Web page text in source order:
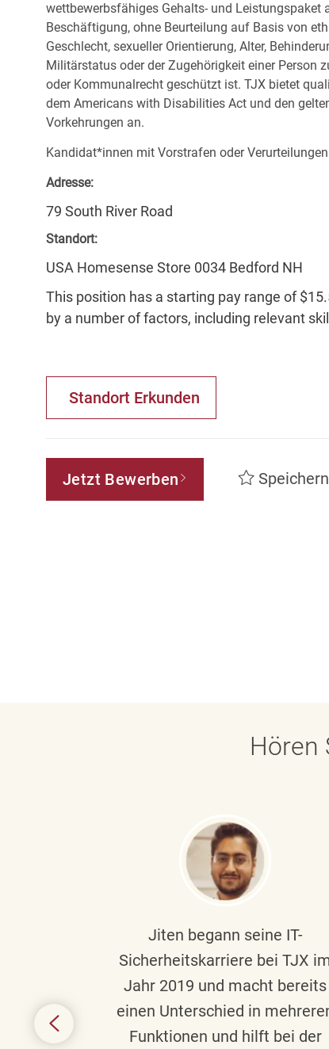
wettbewerbsfähiges Gehalts- und Leistungspaket
Beschäftigung, ohne Beurteilung auf Basis von
Geschlecht, sexueller Orientierung, Alter,
Militärstatus oder der Zugehörigkeit einer Person
oder Kommunalrecht geschützt ist. TJX bietet
dem Americans with Disabilities Act und den
Vorkehrungen an.
Kandidat*innen mit Vorstrafen oder
Adresse:
79 South River Road
Standort:
USA Homesense Store 0034 Bedford NH
This position has a starting pay range of
by a number of factors, including relevant
Standort Erkunden
Jetzt Bewerben Speichern
Hören
Jiten begann seine IT-
Sicherheitskarriere bei TJX
Jahr 2019 und macht bereits
einen Unterschied in
Funktionen und hilft bei der